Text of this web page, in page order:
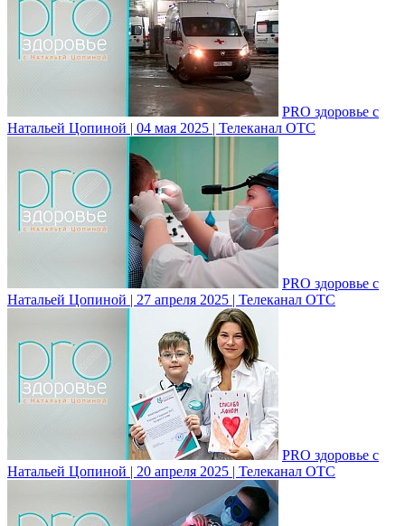
PRO здоровье с
Натальей Цопиной | 04 мая 2025 | Телеканал ОТС
PRO здоровье с
Натальей Цопиной | 27 апреля 2025 | Телеканал ОТС
PRO здоровье с
Натальей Цопиной | 20 апреля 2025 | Телеканал ОТС